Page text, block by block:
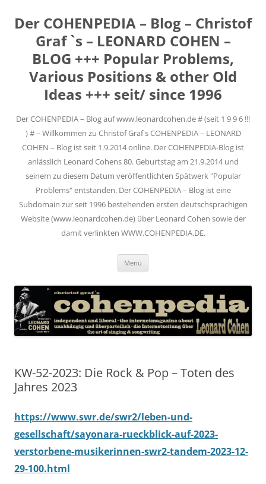
Der COHENPEDIA – Blog – Christof
Graf `s – LEONARD COHEN –
BLOG +++ Popular Problems,
Various Positions & other Old
Ideas +++ seit/ since 1996
Der COHENPEDIA – Blog auf www.leonardcohen.de # (seit 1 9 9 6 !!!
) # – Willkommen zu Christof Graf s COHENPEDIA – LEONARD
COHEN – Blog ist seit 1.9.2014 online. Der COHENPEDIA-Blog ist
anlässlich Leonard Cohens 80. Geburtstag am 21.9.2014 und
seinem zu diesem Datum veröffentlichten Spätwerk "Popular
Problems" entstanden. Der COHENPEDIA – Blog ist eine
Subdomain zur seit 1996 bestehenden ersten deutschsprachigen
Website (www.leonardcohen.de) über Leonard Cohen sowie der
damit verlinkten WWW.COHENPEDIA.DE.
Menü
KW-52-2023: Die Rock & Pop – Toten des
Jahres 2023
https://www.swr.de/swr2/leben-und-
gesellschaft/sayonara-rueckblick-auf-2023-
verstorbene-musikerinnen-swr2-tandem-2023-12-
29-100.html